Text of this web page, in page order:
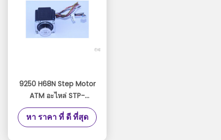
9250 H68N Step Motor
ATM อะไหล่ STP-
59D3092 การรับประกัน
สามเดือน
หา ราคา ที่ ดี ที่สุด